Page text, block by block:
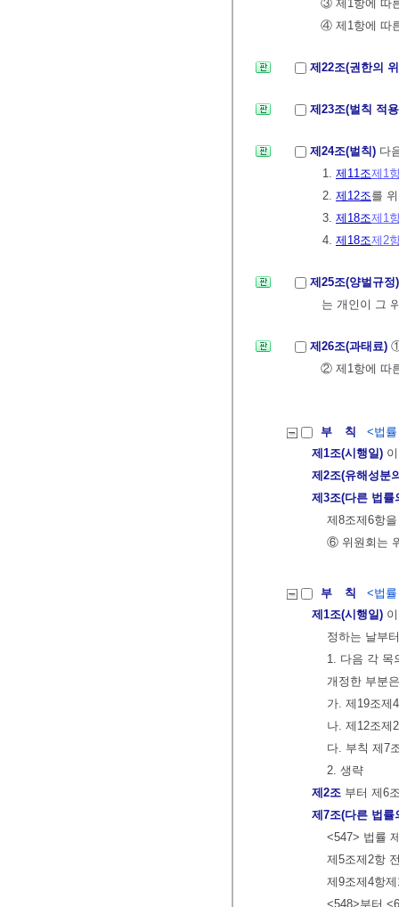
③ 제1항에 따
④ 제1항에 따
제22조(권한의
제23조(벌칙 적
제24조(벌칙) 다
1. 제11조제1
2. 제12조를
3. 제18조제1
4. 제18조제2
제25조(양벌규
는 개인이 그
제26조(과태료)
② 제1항에 따
부 칙
<법
제1조(시행일)
제2조(유해성분
제3조(다른 법률
제8조제6항
⑥ 위원회는
부 칙
<법
제1조(시행일)
정하는 날부
1. 다음 각 목
개정한 부분
가. 제19조제
나. 제12조제
다. 부칙 제7
2. 생략
제2조 부터 제6
제7조(다른 법률
<547> 법률
제5조제2항
제9조제4항제
<548>부터